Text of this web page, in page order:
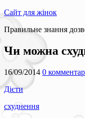
Сайт для жінок
Правильне знання
Чи можна
16/09/2014 0
Дієти
схуднення